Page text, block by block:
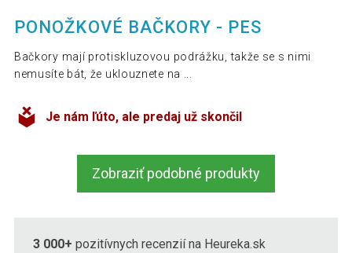
PONOŽKOVÉ BAČKORY - PES
Bačkory mají protiskluzovou podrážku, takže se s nimi
nemusíte bát, že uklouznete na ...
Je nám ľúto, ale predaj už skončil
Zobraziť podobné produkty
3 000+ pozitívnych recenzií na Heureka.sk